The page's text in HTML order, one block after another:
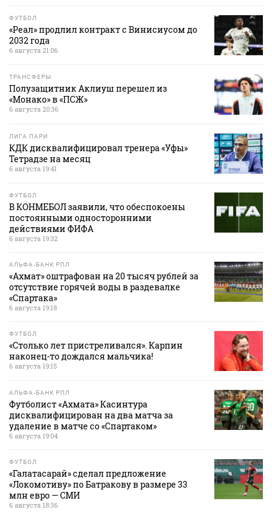
ФУТБОЛ
«Реал» продлил контракт с Винисиусом до
2032 года
6 августа 21:06
ТРАНСФЕРЫ
Полузащитник Аклиуш перешел из
«Монако» в «ПСЖ»
6 августа 20:36
ЛИГА ПАРИ
КДК дисквалифицировал тренера «Уфы»
Тетрадзе на месяц
6 августа 19:41
ФУТБОЛ
В КОНМЕБОЛ заявили, что обеспокоены
постоянными односторонними
действиями ФИФА
6 августа 19:32
АЛЬФА-БАНК РПЛ
«Ахмат» оштрафован на 20 тысяч рублей за
отсутствие горячей воды в раздевалке
«Спартака»
6 августа 19:18
ФУТБОЛ
«Столько лет пристреливался». Карпин
наконец-то дождался мальчика!
6 августа 19:15
АЛЬФА-БАНК РПЛ
Футболист «Ахмата» Касинтура
дисквалифицирован на два матча за
удаление в матче со «Спартаком»
6 августа 19:04
ФУТБОЛ
«Галатасарай» сделал предложение
«Локомотиву» по Батракову в размере 33
млн евро — СМИ
6 августа 18:36